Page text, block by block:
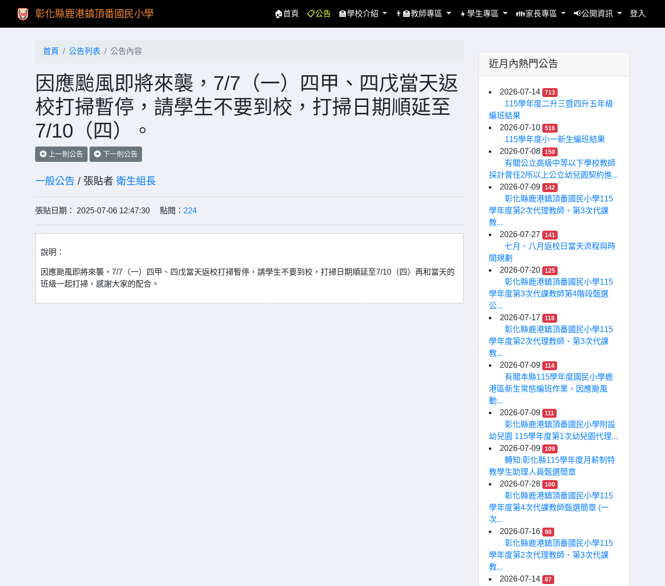
彰化縣鹿港鎮頂番國民小學 🏠首頁(current)
📋公告 🏫學校介紹 👨‍🏫教師專區 👧學生專區 👪家長專區 📢公開資訊 登入
首頁 公告列表 公告內容
因應颱風即將來襲，7/7（一）四甲、四戊當天返
校打掃暫停，請學生不要到校，打掃日期順延至
7/10（四）。
上一則公告 下一則公告
一般公告 / 張貼者 衛生組長
張貼日期： 2025-07-06 12:47:30 點閱： 224
說明：
因應颱風即將來襲，7/7（一）四甲、四戊當天返校打掃暫停，請學生不要到校，打掃日期順延至7/10（四）再和當天的
班級一起打掃，感謝大家的配合。
近月內熱門公告
2026-07-14 713
115學年度二升三暨四升五年級
編班結果
2026-07-10
516
115學年度小一新生編班結果
2026-07-08
150
有關公立高級中等以下學校教師
採計曾任2所以上公立幼兒園契約進...
2026-07-09
142
彰化縣鹿港鎮頂番國民小學115
學年度第2次代理教師、第3次代課
教...
2026-07-27
141
七月、八月返校日當天流程與時
間規劃
2026-07-20
125
彰化縣鹿港鎮頂番國民小學115
學年度第3次代課教師第4階段甄選
公...
2026-07-17
118
彰化縣鹿港鎮頂番國民小學115
學年度第2次代理教師、第3次代課
教...
2026-07-09
114
有關本縣115學年度國民小學鹿
港區新生常態編班作業，因應颱風
動...
2026-07-09
111
彰化縣鹿港鎮頂番國民小學附設
幼兒園 115學年度第1次幼兒園代理...
2026-07-09
109
轉知:彰化縣115學年度月薪制特
教學生助理人員甄選簡章
2026-07-28
100
彰化縣鹿港鎮頂番國民小學115
學年度第4次代課教師甄選簡章 (一
次...
2026-07-16
98
彰化縣鹿港鎮頂番國民小學115
學年度第2次代理教師、第3次代課
教...
2026-07-14
87